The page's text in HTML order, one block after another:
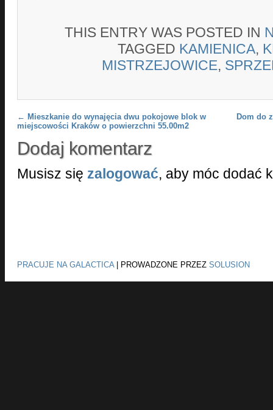
THIS ENTRY WAS POSTED IN
TAGGED KAMIENICA,
MISTRZEJOWICE,
Post navigation
← Mieszkanie do wynajęcia dwu pokojowe blok w
miejscowości Kraków o powierzchni 55.00m2
Dom do
Dodaj komentarz
Musisz się zalogować, aby móc dodać
PRACUJE NA GALACTICA| PROWADZONE PRZEZ SOLUSION